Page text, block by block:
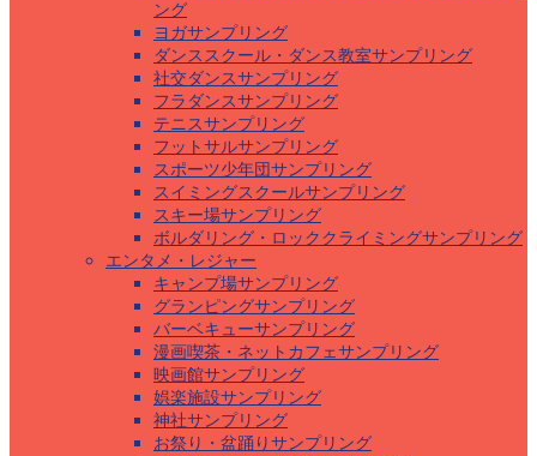
ング
ヨガサンプリング
ダンススクール・ダンス教室サンプリング
社交ダンスサンプリング
フラダンスサンプリング
テニスサンプリング
フットサルサンプリング
スポーツ少年団サンプリング
スイミングスクールサンプリング
スキー場サンプリング
ボルダリング・ロッククライミングサンプリング
エンタメ・レジャー
キャンプ場サンプリング
グランピングサンプリング
バーベキューサンプリング
漫画喫茶・ネットカフェサンプリング
映画館サンプリング
娯楽施設サンプリング
神社サンプリング
お祭り・盆踊りサンプリング